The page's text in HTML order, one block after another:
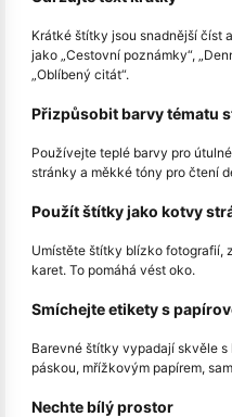
Krátké štítky jsou snadnější číst
jako „Cestovní poznámky“,
„Oblíbený citát“.
Přizpůsobit barvy tématu
Používejte teplé barvy pro
stránky a měkké tóny pro čtení
Použít štítky jako kotvy
Umístěte štítky blízko fotografií,
karet. To pomáhá vést oko.
Smíchejte etikety s
Barevné štítky vypadají skvěle
páskou, mřížkovým papírem,
Nechte bílý prostor